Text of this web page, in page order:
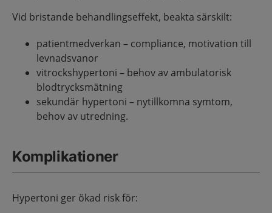
Vid bristande behandlingseffekt, beakta särskilt:
patientmedverkan – compliance, motivation till
levnadsvanor
vitrockshypertoni – behov av ambulatorisk
blodtrycksmätning
sekundär hypertoni – nytillkomna symtom,
behov av utredning.
Komplikationer
Hypertoni ger ökad risk för: